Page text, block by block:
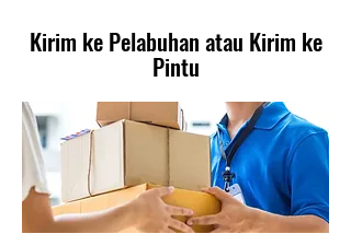
Kirim ke Pelabuhan atau Kirim ke
Pintu